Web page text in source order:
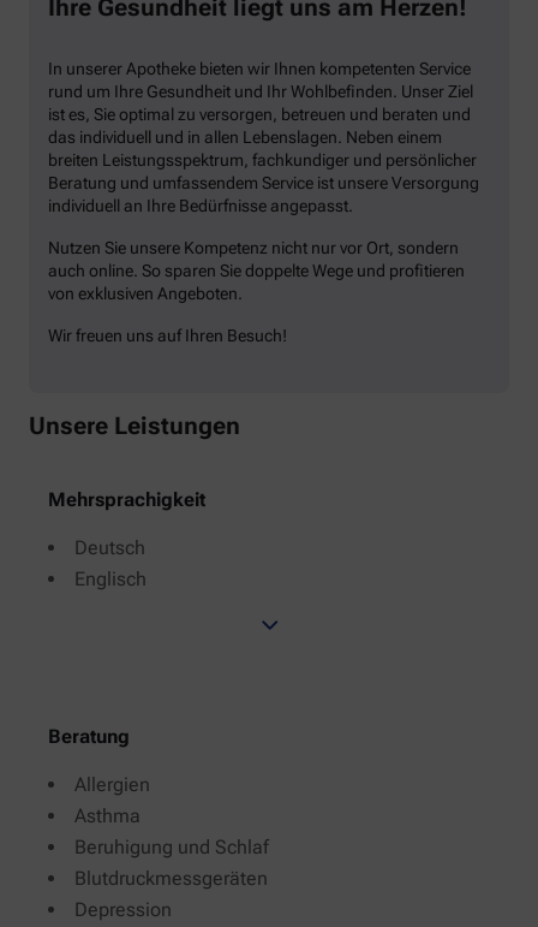
Ihre Gesundheit liegt uns am Herzen!
In unserer Apotheke bieten wir Ihnen kompetenten Service
rund um Ihre Gesundheit und Ihr Wohlbefinden. Unser Ziel
ist es, Sie optimal zu versorgen, betreuen und beraten und
das individuell und in allen Lebenslagen. Neben einem
breiten Leistungsspektrum, fachkundiger und persönlicher
Beratung und umfassendem Service ist unsere Versorgung
individuell an Ihre Bedürfnisse angepasst.
Nutzen Sie unsere Kompetenz nicht nur vor Ort, sondern
auch online. So sparen Sie doppelte Wege und profitieren
von exklusiven Angeboten.
Wir freuen uns auf Ihren Besuch!
Unsere Leistungen
Mehrsprachigkeit
Deutsch
Englisch
Beratung
Allergien
Asthma
Beruhigung und Schlaf
Blutdruckmessgeräten
Depression